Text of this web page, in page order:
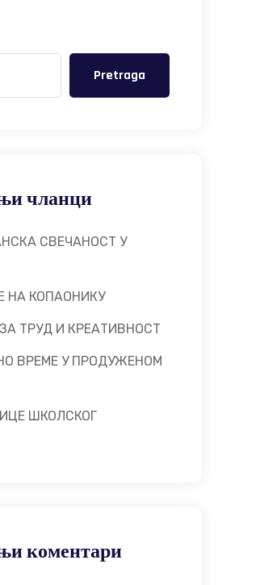
Pretraga
чланци
СВЕЧАНОСТ У
КОПАОНИКУ
ТРУД И КРЕАТИВНОСТ
ВРЕМЕ У ПРОДУЖЕНОМ
ШКОЛСКОГ
коментари